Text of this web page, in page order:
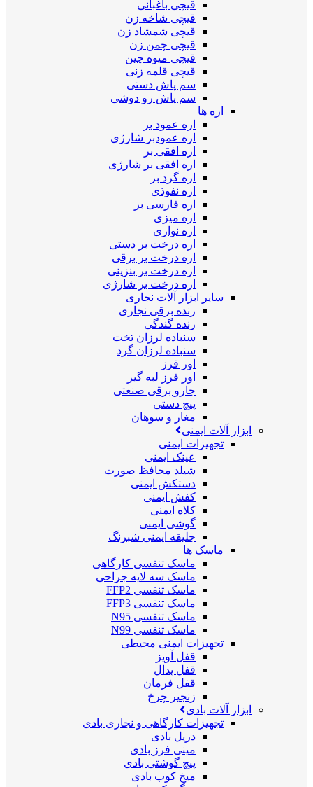
قیچی باغبانی
قیچی شاخه زن
قیچی شمشاد زن
قیچی چمن زن
قیچی میوه چین
قیچی قلمه زنی
سم پاش دستی
سم پاش رو دوشی
اره ها
اره عمود بر
اره عمودبر شارژی
اره افقی بر
اره افقی بر شارژی
اره گرد بر
اره نفوذی
اره فارسی بر
اره میزی
اره نواری
اره درخت بر دستی
اره درخت بر برقی
اره درخت بر بنزینی
اره درخت بر شارژی
سایر ابزار آلات نجاری
رنده برقی نجاری
رنده گندگی
سنباده لرزان تخت
سنباده لرزان گرد
اور فرز
اور فرز لبه گیر
جارو برقی صنعتی
پیچ دستی
مغار و سوهان
ابزار آلات ایمنی
تجهیزات ایمنی
عینک ایمنی
شیلد محافظ صورت
دستکش ایمنی
کفش ایمنی
کلاه ایمنی
گوشی ایمنی
جلیقه ایمنی شبرنگ
ماسک ها
ماسک تنفسی کارگاهی
ماسک سه لایه جراحی
ماسک تنفسی FFP2
ماسک تنفسی FFP3
ماسک تنفسی N95
ماسک تنفسی N99
تجهیزات ایمنی محیطی
قفل آویز
قفل پدال
قفل فرمان
زنجیر چرخ
ابزار آلات بادی
تجهیزات کارگاهی و نجاری بادی
دریل بادی
مینی فرز بادی
پیچ گوشتی بادی
میخ کوب بادی